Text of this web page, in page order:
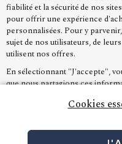
LANGUE
fiabilité et la sécurité de nos
pour offrir une expérience
personnalisées. Pour y
sujet de nos utilisateurs, de
utilisent nos offres.
En sélectionnant "J'accepte",
que nous partagions ces
refusez, nous utiliserons
Cookies